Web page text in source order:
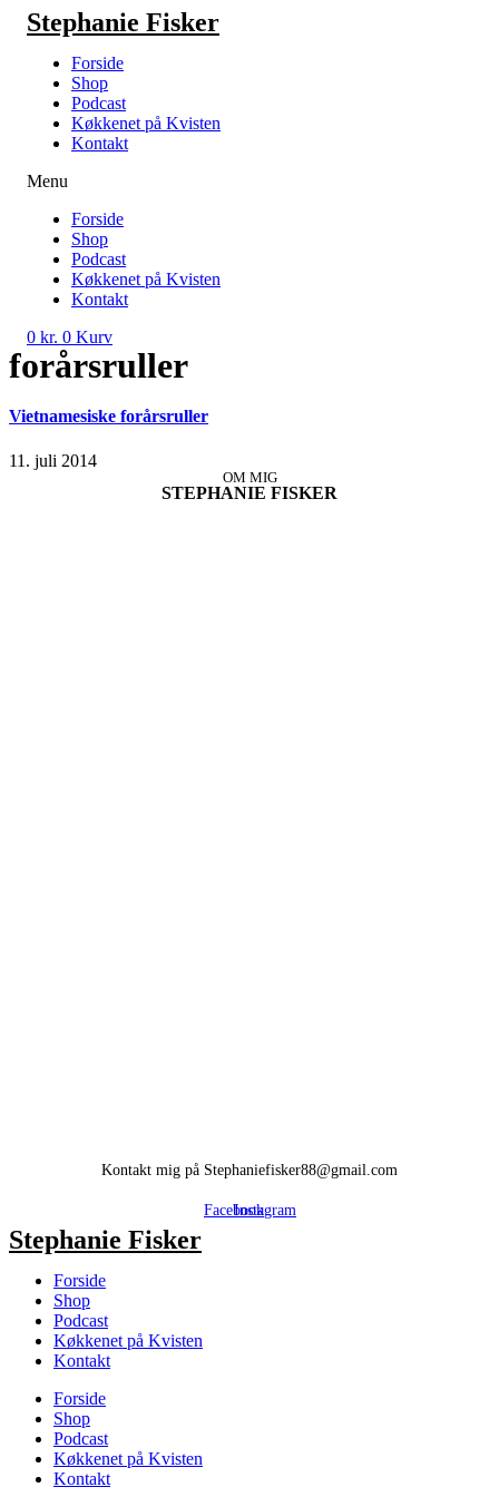
Videre
indhold
Stephanie Fisker
Forside
Shop
Podcast
Køkkenet på Kvisten
Kontakt
Menu
Forside
Shop
Podcast
Køkkenet på Kvisten
Kontakt
0 kr. 0 Kurv
forårsruller
Vietnamesiske forårsruller
11. juli 2014
OM MIG
STEPHANIE FISKER
Kontakt mig på Stephaniefisker88@gmail.com
FacebookInstagram
Stephanie Fisker
Forside
Shop
Podcast
Køkkenet på Kvisten
Kontakt
Forside
Shop
Podcast
Køkkenet på Kvisten
Kontakt